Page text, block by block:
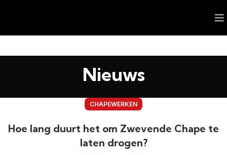
Nieuws
CHAPEWERKEN
Hoe lang duurt het om Zwevende Chape te
laten drogen?